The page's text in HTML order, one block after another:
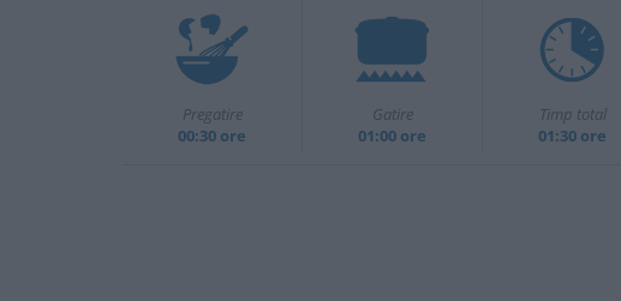
Pregatire
00:30 ore
Gatire
01:00 ore
Timp total
01:30 ore